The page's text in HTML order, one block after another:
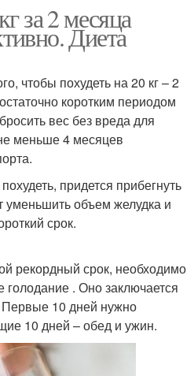
за 2 месяца
Диета
чтобы похудеть на 20 кг – 2
коротким периодом
вес без вреда для
меньше 4 месяцев
придется прибегнуть
уменьшить объем желудка и
срок.
рекордный срок, необходимо
голодание . Оно заключается
10 дней нужно
10 дней – обед и ужин.